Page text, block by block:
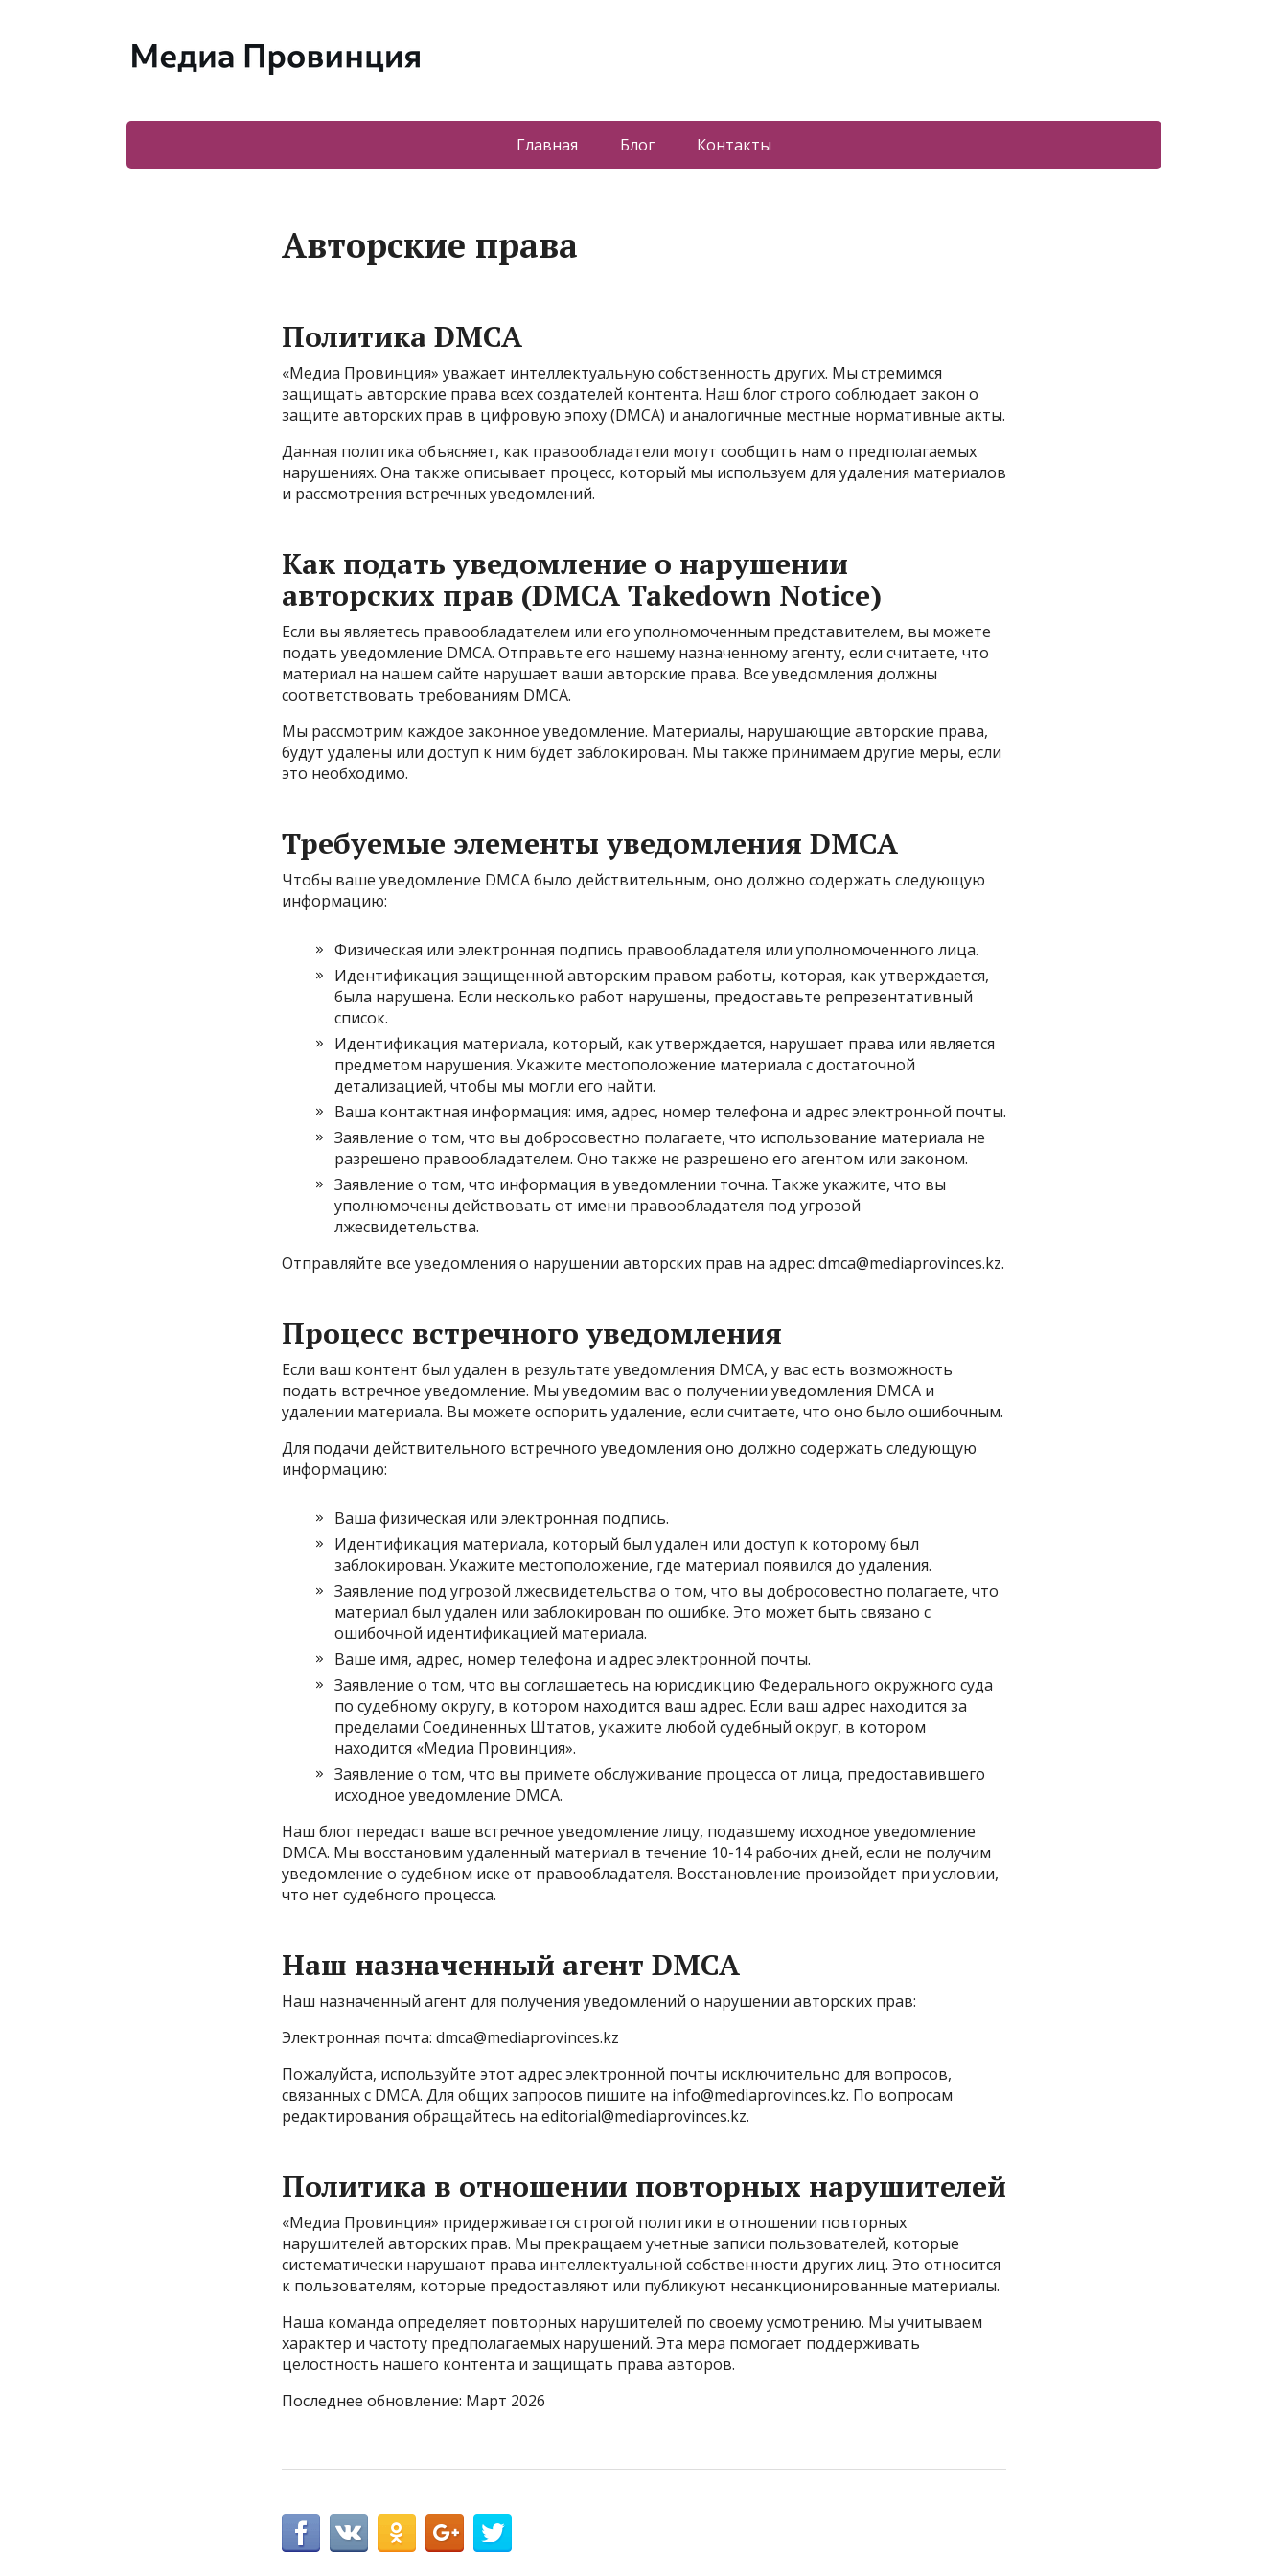
Главная Блог Контакты
Авторские права
Политика DMCA
«Медиа Провинция» уважает интеллектуальную собственность других. Мы стремимся
защищать авторские права всех создателей контента. Наш блог строго соблюдает закон о
защите авторских прав в цифровую эпоху (DMCA) и аналогичные местные нормативные акты.
Данная политика объясняет, как правообладатели могут сообщить нам о предполагаемых
нарушениях. Она также описывает процесс, который мы используем для удаления материалов
и рассмотрения встречных уведомлений.
Как подать уведомление о нарушении
авторских прав (DMCA Takedown Notice)
Если вы являетесь правообладателем или его уполномоченным представителем, вы можете
подать уведомление DMCA. Отправьте его нашему назначенному агенту, если считаете, что
материал на нашем сайте нарушает ваши авторские права. Все уведомления должны
соответствовать требованиям DMCA.
Мы рассмотрим каждое законное уведомление. Материалы, нарушающие авторские права,
будут удалены или доступ к ним будет заблокирован. Мы также принимаем другие меры, если
это необходимо.
Требуемые элементы уведомления DMCA
Чтобы ваше уведомление DMCA было действительным, оно должно содержать следующую
информацию:
Физическая или электронная подпись правообладателя или уполномоченного лица.
Идентификация защищенной авторским правом работы, которая, как утверждается,
была нарушена. Если несколько работ нарушены, предоставьте репрезентативный
список.
Идентификация материала, который, как утверждается, нарушает права или является
предметом нарушения. Укажите местоположение материала с достаточной
детализацией, чтобы мы могли его найти.
Ваша контактная информация: имя, адрес, номер телефона и адрес электронной почты.
Заявление о том, что вы добросовестно полагаете, что использование материала не
разрешено правообладателем. Оно также не разрешено его агентом или законом.
Заявление о том, что информация в уведомлении точна. Также укажите, что вы
уполномочены действовать от имени правообладателя под угрозой
лжесвидетельства.
Отправляйте все уведомления о нарушении авторских прав на адрес: dmca@mediaprovinces.kz.
Процесс встречного уведомления
Если ваш контент был удален в результате уведомления DMCA, у вас есть возможность
подать встречное уведомление. Мы уведомим вас о получении уведомления DMCA и
удалении материала. Вы можете оспорить удаление, если считаете, что оно было ошибочным.
Для подачи действительного встречного уведомления оно должно содержать следующую
информацию:
Ваша физическая или электронная подпись.
Идентификация материала, который был удален или доступ к которому был
заблокирован. Укажите местоположение, где материал появился до удаления.
Заявление под угрозой лжесвидетельства о том, что вы добросовестно полагаете, что
материал был удален или заблокирован по ошибке. Это может быть связано с
ошибочной идентификацией материала.
Ваше имя, адрес, номер телефона и адрес электронной почты.
Заявление о том, что вы соглашаетесь на юрисдикцию Федерального окружного суда
по судебному округу, в котором находится ваш адрес. Если ваш адрес находится за
пределами Соединенных Штатов, укажите любой судебный округ, в котором
находится «Медиа Провинция».
Заявление о том, что вы примете обслуживание процесса от лица, предоставившего
исходное уведомление DMCA.
Наш блог передаст ваше встречное уведомление лицу, подавшему исходное уведомление
DMCA. Мы восстановим удаленный материал в течение 10-14 рабочих дней, если не получим
уведомление о судебном иске от правообладателя. Восстановление произойдет при условии,
что нет судебного процесса.
Наш назначенный агент DMCA
Наш назначенный агент для получения уведомлений о нарушении авторских прав:
Электронная почта: dmca@mediaprovinces.kz
Пожалуйста, используйте этот адрес электронной почты исключительно для вопросов,
связанных с DMCA. Для общих запросов пишите на info@mediaprovinces.kz. По вопросам
редактирования обращайтесь на editorial@mediaprovinces.kz.
Политика в отношении повторных нарушителей
«Медиа Провинция» придерживается строгой политики в отношении повторных
нарушителей авторских прав. Мы прекращаем учетные записи пользователей, которые
систематически нарушают права интеллектуальной собственности других лиц. Это относится
к пользователям, которые предоставляют или публикуют несанкционированные материалы.
Наша команда определяет повторных нарушителей по своему усмотрению. Мы учитываем
характер и частоту предполагаемых нарушений. Эта мера помогает поддерживать
целостность нашего контента и защищать права авторов.
Последнее обновление: Март 2026